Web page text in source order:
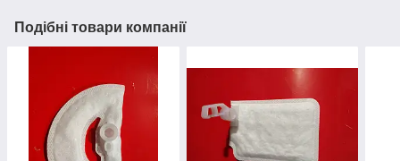
Подібні товари компанії